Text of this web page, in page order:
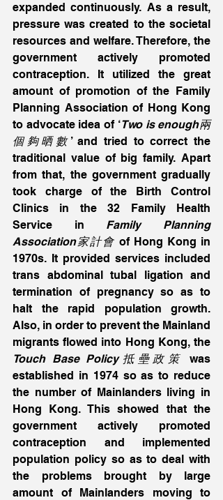
expanded continuously. As a result,
pressure was created to the societal
resources and welfare. Therefore, the
government actively promoted
contraception. It utilized the great
amount of promotion of the Family
Planning Association of Hong Kong
to advocate idea of ‘Two is enough兩
個夠晒數 ’ and tried to correct the
traditional value of big family. Apart
from that, the government gradually
took charge of the Birth Control
Clinics in the 32 Family Health
Service in Family Planning
Association家計會 of Hong Kong in
1970s. It provided services included
trans abdominal tubal ligation and
termination of pregnancy so as to
halt the rapid population growth.
Also, in order to prevent the Mainland
Touch Base Policy抵壘政策
was
established in 1974 so as to reduce
the number of Mainlanders living in
Hong Kong. This showed that the
government actively promoted
contraception and implemented
population policy so as to deal with
the problems brought by large
amount of Mainlanders moving to